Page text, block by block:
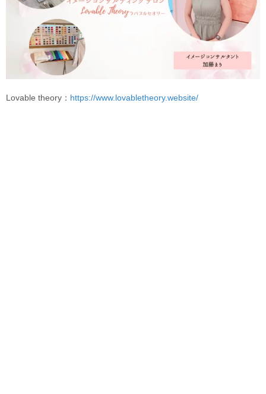
Lovable theory： https://www.lovabletheory.website/